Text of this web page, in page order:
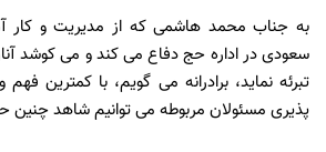
به جناب محمد هاشمى كه از مديريت و كار
سعودى در اداره حج دفاع مى كند و مى كوشد
تبرئه نمايد، برادرانه مى گويم، با كمترين
پذيرى مسئولان مربوطه مى توانيم شاهد چنين